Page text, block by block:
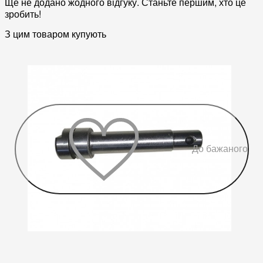
зробить!
З цим товаром купують
До бажаного